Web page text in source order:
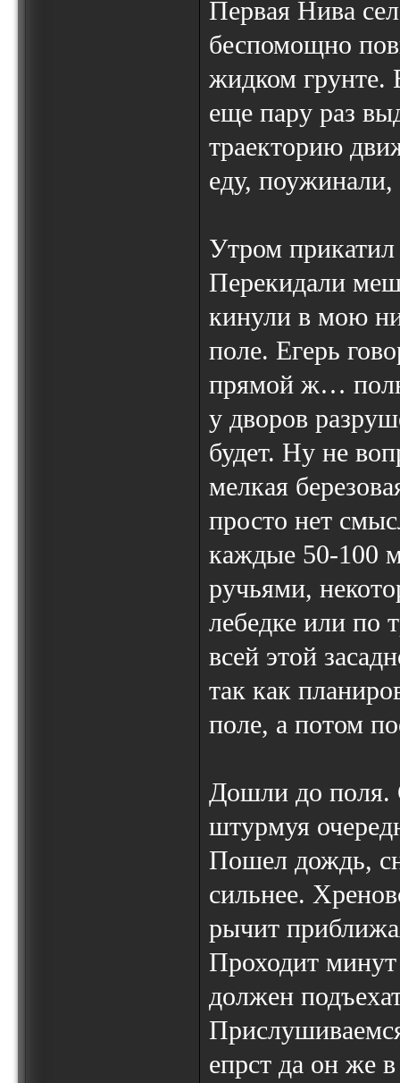
Первая Нива
беспомощно
жидком грунте.
еще пару раз
траекторию
еду, поужинали,
Утром прикатил
Перекидали
кинули в мою
поле. Егерь
прямой ж…
у дворов
будет. Ну не
мелкая
просто нет
каждые 50-100
ручьями,
лебедке или по
всей этой
так как
поле, а потом
Дошли до поля.
штурмуя
Пошел дождь,
сильнее.
рычит
Проходит
должен
епрст да он же